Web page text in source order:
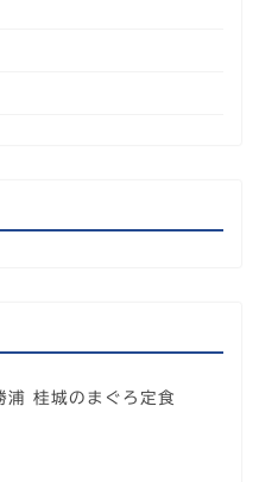
浦 桂城のまぐろ定食